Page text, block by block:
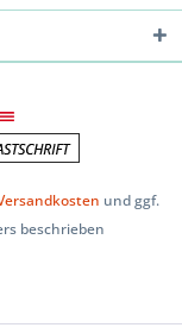
und ggf.
beschrieben